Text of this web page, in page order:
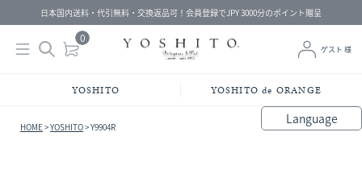
日本国内送料・代引無料・交換返品可！会員登録でJPY 3000分のポイント贈呈
0
ゲスト 様
YOSHITO YOSHITO de ORANGE
Language
HOME YOSHITO Y9904R